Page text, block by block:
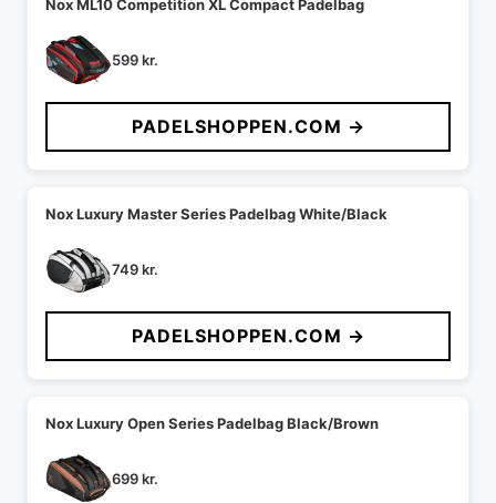
Nox ML10 Competition XL Compact Padelbag
599kr.
PADELSHOPPEN.COM →
Nox Luxury Master Series Padelbag White/Black
749kr.
PADELSHOPPEN.COM →
Nox Luxury Open Series Padelbag Black/Brown
699kr.